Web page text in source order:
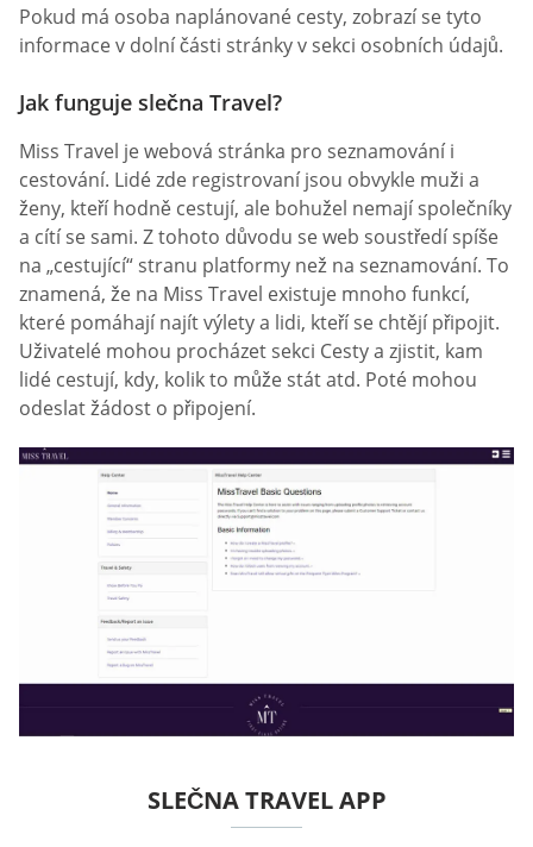
Pokud má osoba naplánované cesty, zobrazí se tyto
informace v dolní části stránky v sekci osobních údajů.
Jak funguje slečna Travel?
Miss Travel je webová stránka pro seznamování i
cestování. Lidé zde registrovaní jsou obvykle muži a
ženy, kteří hodně cestují, ale bohužel nemají společníky
a cítí se sami. Z tohoto důvodu se web soustředí spíše
na „cestující“ stranu platformy než na seznamování. To
znamená, že na Miss Travel existuje mnoho funkcí,
které pomáhají najít výlety a lidi, kteří se chtějí připojit.
Uživatelé mohou procházet sekci Cesty a zjistit, kam
lidé cestují, kdy, kolik to může stát atd. Poté mohou
odeslat žádost o připojení.
SLEČNA TRAVEL APP